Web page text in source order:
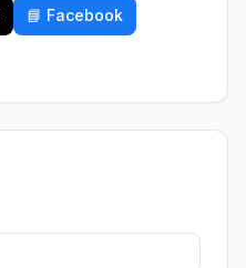
📘 Facebook